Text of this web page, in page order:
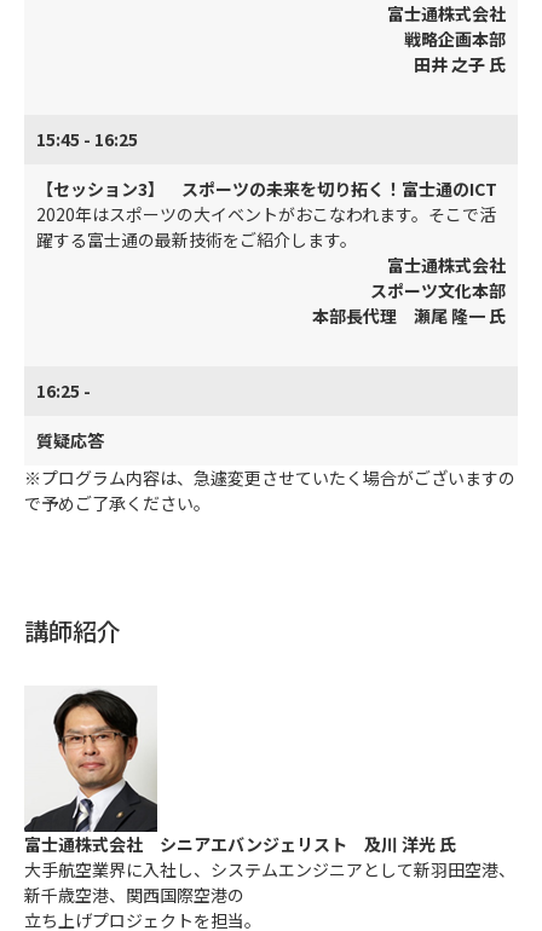
富士通株式会社
戦略企画本部
田井 之子 氏
15:45 - 16:25
【セッション3】 スポーツの未来を切り拓く！富士通のICT
2020年はスポーツの大イベントがおこなわれます。そこで活
躍する富士通の最新技術をご紹介します。
富士通株式会社
スポーツ文化本部
本部長代理 瀬尾 隆一 氏
16:25 -
質疑応答
※プログラム内容は、急遽変更させていたく場合がございますの
で予めご了承ください。
講師紹介
富士通株式会社 シニアエバンジェリスト 及川 洋光 氏
大手航空業界に入社し、システムエンジニアとして新羽田空港、
新千歳空港、関西国際空港の
立ち上げプロジェクトを担当。